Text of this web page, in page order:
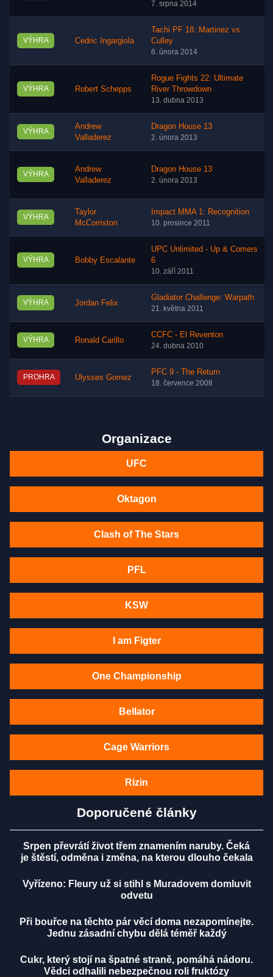
7. srpna 2014
VÝHRA Cedric Ingargiola
Tachi PF 18: Martinez vs.
Culley
6. února 2014
VÝHRA Robert Schepps
Rogue Fights 22: Ultimate
River Throwdown
13. dubna 2013
VÝHRA
Andrew
Valladerez
Dragon House 13
2. února 2013
VÝHRA
Andrew
Valladerez
Dragon House 13
2. února 2013
VÝHRA
Taylor
McCorriston
Impact MMA 1: Recognition
10. prosince 2011
VÝHRA Bobby Escalante
UPC Unlimited - Up & Comers
6
10. září 2011
VÝHRA Jordan Felix
Gladiator Challenge: Warpath
21. května 2011
VÝHRA Ronald Carillo
CCFC - El Reventon
24. dubna 2010
PROHRA Ulysses Gomez
PFC 9 - The Return
18. července 2008
Organizace
UFC
Oktagon
Clash of The Stars
PFL
KSW
I am Figter
One Championship
Bellator
Cage Warriors
Rizin
Doporučené články
Srpen převrátí život třem znamením naruby. Čeká
je štěstí, odměna i změna, na kterou dlouho čekala
Vyřízeno: Fleury už si stihl s Muradovem domluvit
odvetu
Při bouřce na těchto pár věcí doma nezapomínejte.
Jednu zásadní chybu dělá téměř každý
Cukr, který stojí na špatné straně, pomáhá nádoru.
Vědci odhalili nebezpečnou roli fruktózy